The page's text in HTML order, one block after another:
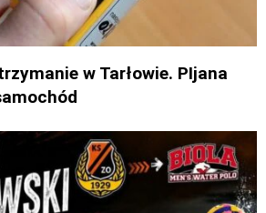
w Tarłowie. PIjana